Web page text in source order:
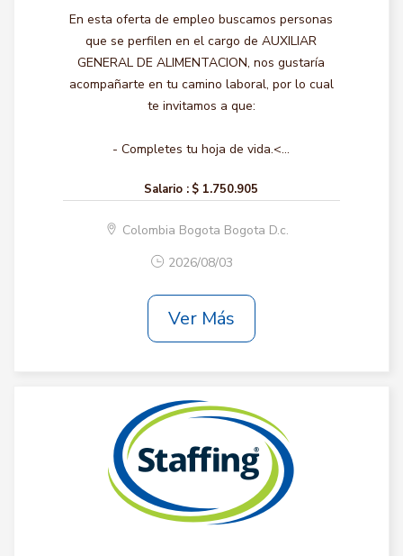
En esta oferta de empleo buscamos personas
que se perfilen en el cargo de AUXILIAR
GENERAL DE ALIMENTACION, nos gustaría
acompañarte en tu camino laboral, por lo cual
te invitamos a que:
- Completes tu hoja de vida.<...
Salario : $ 1.750.905
Colombia Bogota Bogota D.c.
2026/08/03
Ver Más